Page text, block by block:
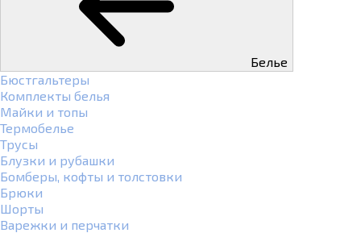
Белье
Бюстгальтеры
Комплекты белья
Майки и топы
Термобелье
Трусы
Блузки и рубашки
Бомберы, кофты и толстовки
Брюки
Шорты
Варежки и перчатки